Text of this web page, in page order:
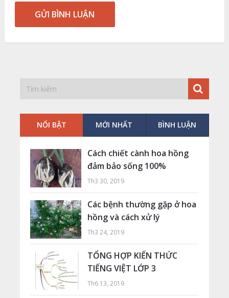
NỔI BẬT MỚI NHẤT BÌNH LUẬN
Cách chiết cành hoa hồng
đảm bảo sống 100%
Th3 30, 2019
Các bệnh thường gặp ở hoa
hồng và cách xử lý
Th3 24, 2019
TỔNG HỢP KIẾN THỨC
TIẾNG VIỆT LỚP 3
Th6 13, 2019